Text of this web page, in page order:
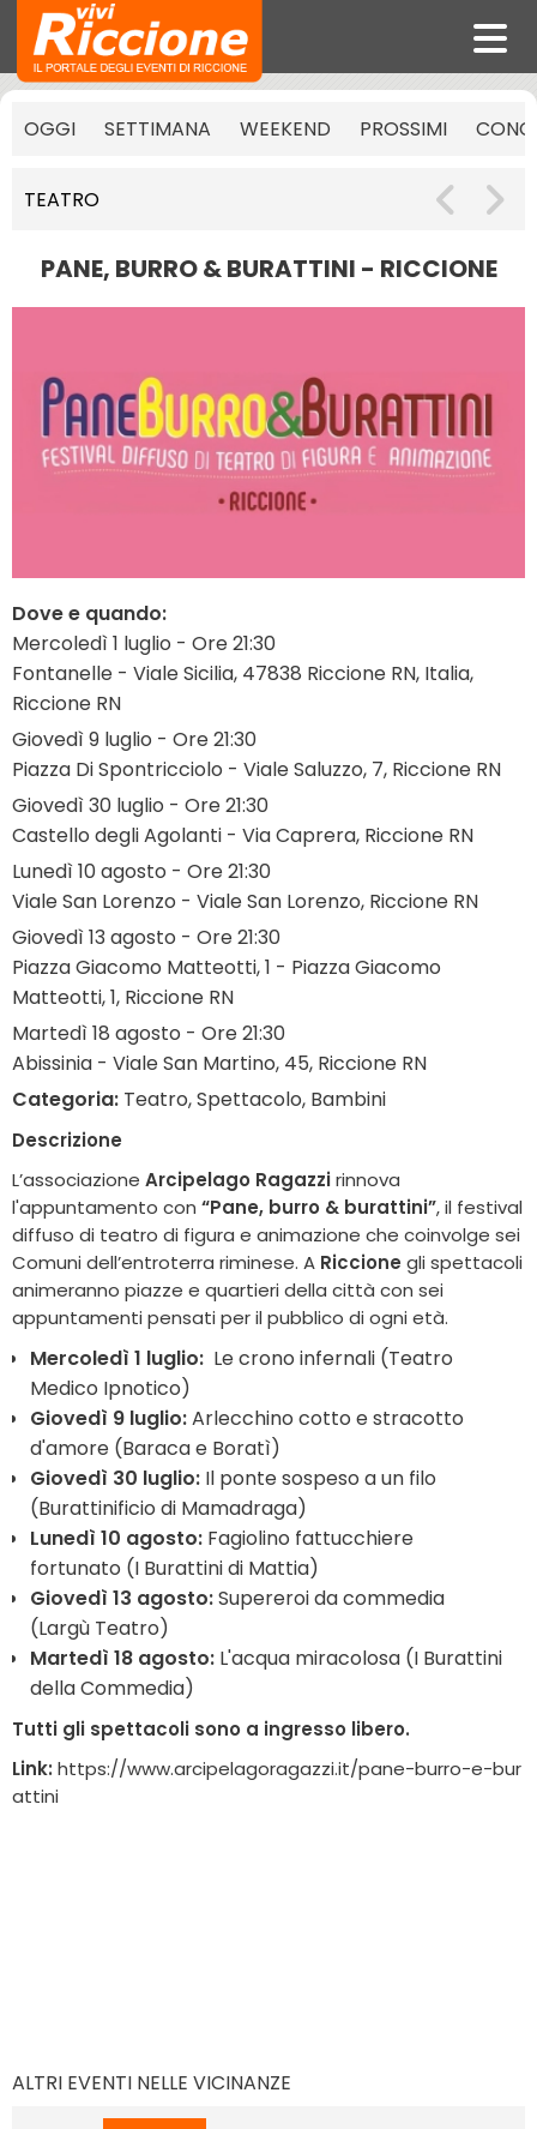
OGGI SETTIMANA WEEKEND PROSSIMI
TEATRO
PANE, BURRO & BURATTINI - RICCIONE
Dove e quando:
Mercoledì 1 luglio - Ore 21:30
Fontanelle - Viale Sicilia, 47838 Riccione RN, Italia,
Riccione RN
Giovedì 9 luglio - Ore 21:30
Piazza Di Spontricciolo - Viale Saluzzo, 7, Riccione RN
Giovedì 30 luglio - Ore 21:30
Castello degli Agolanti - Via Caprera, Riccione RN
Lunedì 10 agosto - Ore 21:30
Viale San Lorenzo - Viale San Lorenzo, Riccione RN
Giovedì 13 agosto - Ore 21:30
Piazza Giacomo Matteotti, 1 - Piazza Giacomo
Matteotti, 1, Riccione RN
Martedì 18 agosto - Ore 21:30
Abissinia - Viale San Martino, 45, Riccione RN
Categoria: Teatro, Spettacolo, Bambini
Descrizione
L’associazione Arcipelago Ragazzirinnova
l'appuntamento con “Pane, burro & burattini”, il festival
diffuso di teatro di figura e animazione che coinvolge sei
Comuni dell’entroterra riminese. A Riccione gli spettacoli
animeranno piazze e quartieri della città con sei
appuntamenti pensati per il pubblico di ogni età.
Mercoledì 1 luglio: Le crono infernali (Teatro
Medico Ipnotico)
Giovedì 9 luglio:Arlecchino cotto e stracotto
d'amore (Baraca e Boratì)
Giovedì 30 luglio: Il ponte sospeso a un filo
(Burattinificio di Mamadraga)
Lunedì 10 agosto: Fagiolino fattucchiere
fortunato (I Burattini di Mattia)
Giovedì 13 agosto:Supereroi da commedia
(Largù Teatro)
Martedì 18 agosto: L'acqua miracolosa (I Burattini
della Commedia)
Tutti gli spettacoli sono a ingresso libero.
Link: https://www.arcipelagoragazzi.it/pane-burro-e-bur
attini
ALTRI EVENTI NELLE VICINANZE